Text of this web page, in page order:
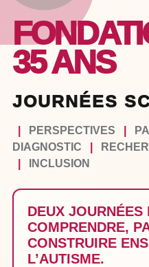
35 ANS
JOURNÉES
PERSPECTIVES
DIAGNOSTIC
INCLUSION
DEUX JOURNÉES
COMPRENDRE,
CONSTRUIRE
L’AUTISME.